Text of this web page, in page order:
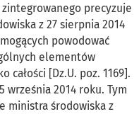
precyzuje
z 27 sierpnia 2014
powodować
elementów
całości [Dz.U. poz. 1169].
września 2014 roku. Tym
ministra środowiska z